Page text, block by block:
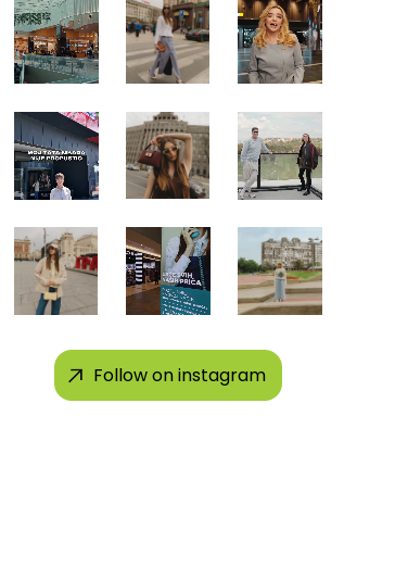
Follow on instagram